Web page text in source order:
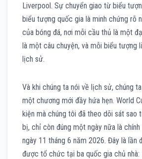
Liverpool. Sự chuyển giao từ biểu
biểu tượng quốc gia là minh chứng rõ
của bóng đá, nơi mỗi cầu thủ là một
là một câu chuyện, và mỗi biểu tượng
lịch sử.
Và khi chúng ta nói về lịch sử, chúng
một chương mới đầy hứa hẹn. World
kiện mà chúng tôi đã theo dõi sát sao
bị, chỉ còn đúng một ngày nữa là
ngày 11 tháng 6 năm 2026. Đây là lần
được tổ chức tại ba quốc gia chủ nhà: